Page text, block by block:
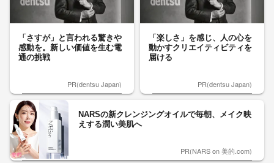
「さすが」と言われる驚きや
感動を。新しい価値を生む電
通の挑戦
PR(dentsu Japan)
「楽しさ」を感じ、人の心を
動かすクリエイティビティを
届ける
PR(dentsu Japan)
NARSの新クレンジングオイルで毎朝、メイク映
えする潤い美肌へ
PR(NARS on 美的.com)